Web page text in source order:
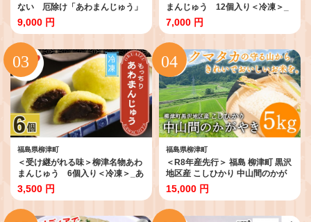
ない 厄除け「あわまんじゅう」
15個入り_あわまんじゅう 饅頭 和
菓子 柳津名物 郷土菓子 冷凍 美味
しい 人気【1446557】
9,000 円
まんじゅう 12個入り＜冷凍＞_
あわまんじゅう 饅頭 和菓子 柳津
名物 郷土菓子 冷凍 美味しい 人気
【1646606】
7,000 円
福島県柳津町
＜受け継がれる味＞柳津名物あわ
まんじゅう 6個入り＜冷凍＞_あ
わまんじゅう 饅頭 和菓子 郷土菓
子 美味しい 人気 冷凍
【1646602】
3,500 円
福島県柳津町
＜R8年産先行＞ 福島 柳津町 黒沢
地区産 こしひかり 中山間のかが
やき 5kg 〈11月発送開始〉
【1535163】
15,000 円